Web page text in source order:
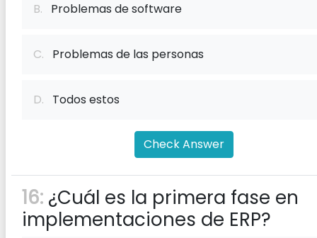
B. Problemas de software
C. Problemas de las personas
D. Todos estos
Check Answer
16: ¿Cuál es la primera fase en
implementaciones de ERP?